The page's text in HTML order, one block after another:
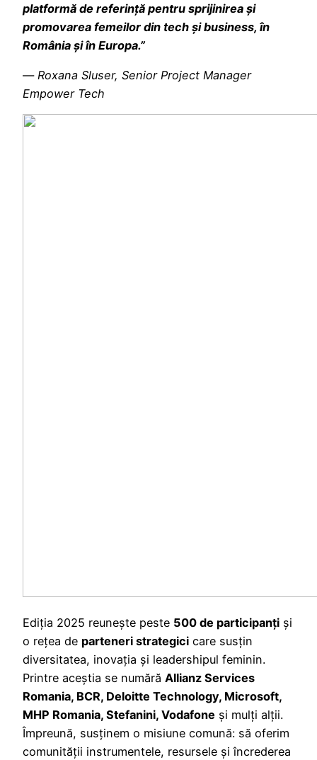
platformă de referință pentru sprijinirea și
promovarea femeilor din tech și business, în
România și în Europa.”
— Roxana Sluser, Senior Project Manager
Empower Tech
Ediția 2025 reunește peste 500 de participanți și
o rețea de parteneri strategici care susțin
diversitatea, inovația și leadershipul feminin.
Printre aceștia se numără Allianz Services
Romania, BCR, Deloitte Technology, Microsoft,
MHP Romania, Stefanini, Vodafone și mulți alții.
Împreună, susținem o misiune comună: să oferim
comunității instrumentele, resursele și încrederea